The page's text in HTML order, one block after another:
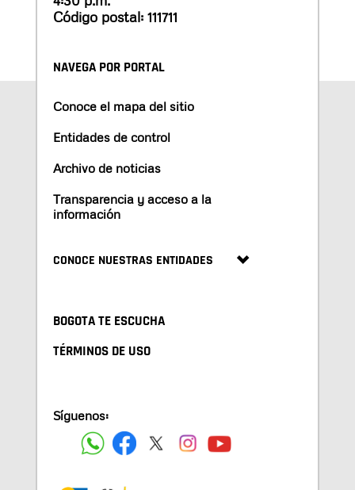
Código postal: 111711
NAVEGA POR PORTAL
Conoce el mapa del sitio
Entidades de control
Archivo de noticias
Transparencia y acceso a la
información
CONOCE NUESTRAS ENTIDADES
BOGOTA TE ESCUCHA
TÉRMINOS DE USO
Síguenos: